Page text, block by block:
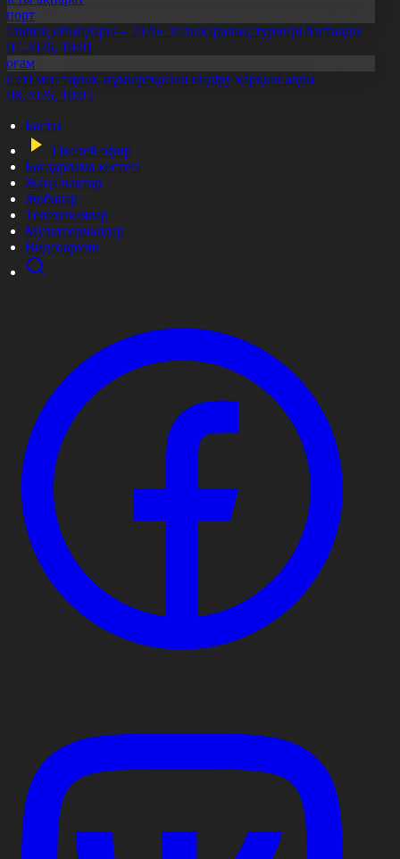
ойындары – 2026» халықаралық турнирі басталды
10:01
еті мен тауық жұмыртқасын өндіру қарқын алды
10:05
Басты
Тікелей эфир
Бағдарлама кестесі
Жаңалықтар
Жобалар
Телехикаялар
Мультсериалдар
Видеоархив